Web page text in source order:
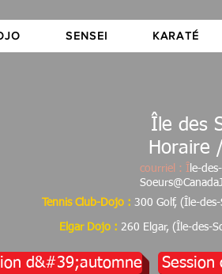
SENSEI KARATÉ
Île des
Horaire
courriel : Î le-des-
Tennis Club-Dojo : 300 Golf, (Île-
Elgar Dojo : 260 Elgar, (Île-des-
d&#39;automne